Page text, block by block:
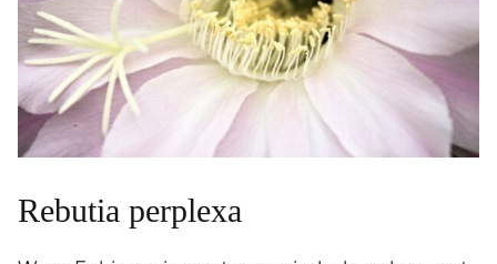
Rebutia perplexa